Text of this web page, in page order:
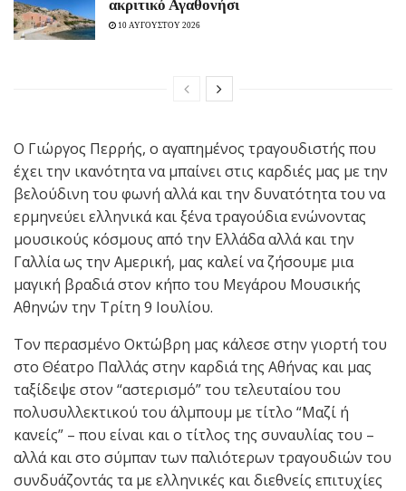
ακριτικό Αγαθονήσι
10 ΑΥΓΟΥΣΤΟΥ 2026
O Γιώργος Περρής, ο αγαπημένος τραγουδιστής που
έχει την ικανότητα να μπαίνει στις καρδιές μας με την
βελούδινη του φωνή αλλά και την δυνατότητα του να
ερμηνεύει ελληνικά και ξένα τραγούδια ενώνοντας
μουσικούς κόσμους από την Ελλάδα αλλά και την
Γαλλία ως την Αμερική, μας καλεί να ζήσουμε μια
μαγική βραδιά στον κήπο του Μεγάρου Μουσικής
Αθηνών την Τρίτη 9 Ιουλίου.
Τον περασμένο Οκτώβρη μας κάλεσε στην γιορτή του
στο Θέατρο Παλλάς στην καρδιά της Αθήνας και μας
ταξίδεψε στον “αστερισμό” του τελευταίου του
πολυσυλλεκτικού του άλμπουμ με τίτλο “Μαζί ή
κανείς” – που είναι και ο τίτλος της συναυλίας του –
αλλά και στο σύμπαν των παλιότερων τραγουδιών του
συνδυάζοντάς τα με ελληνικές και διεθνείς επιτυχίες